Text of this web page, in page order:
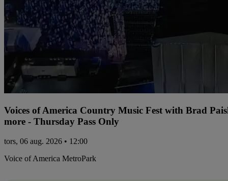
Voices of America Country Music Fest with Brad
more - Thursday Pass Only
tors, 06 aug. 2026 • 12:00
Voice of America MetroPark